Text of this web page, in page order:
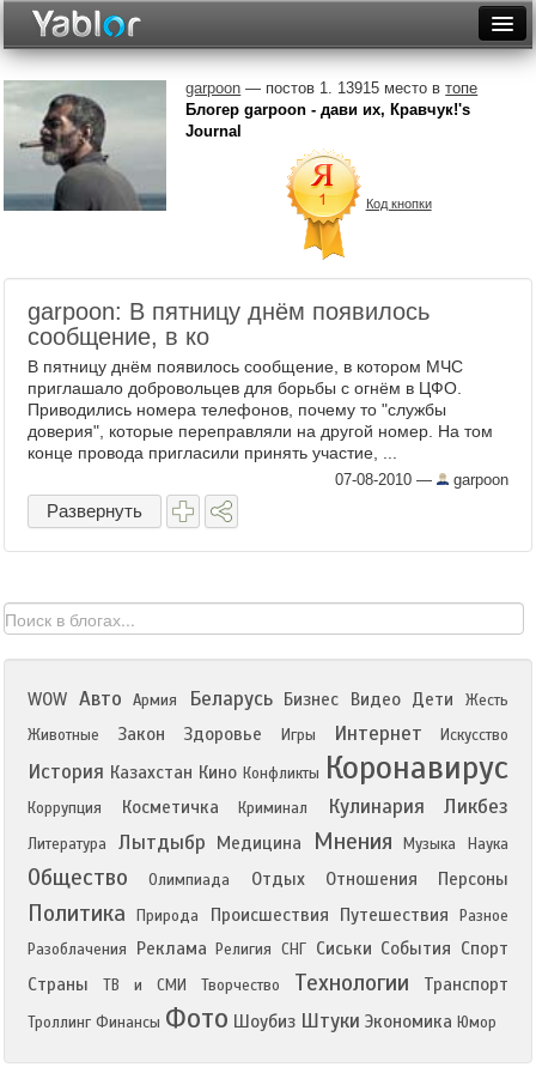
Неделя
Месяц
Рейтинги
Фототоп
Видеотоп
garpoon — постов 1. 13915 место втопе
Блогер garpoon - дави их, Кравчук!'s
Journal
Код кнопки
garpoon: В пятницу днём появилось
сообщение, в ко
В пятницу днём появилось сообщение, в котором МЧС
приглашало добровольцев для борьбы с огнём в ЦФО.
Приводились номера телефонов, почему то "службы
доверия", которые переправляли на другой номер. На том
конце провода пригласили принять участие, ...
07-08-2010 — garpoon
Развернуть
WOW Авто Армия Беларусь Бизнес Видео Дети
Жесть
Животные
Закон Здоровье Игры Интернет Искусство
История Казахстан Кино Конфликты Коронавирус
Коррупция Косметичка Криминал Кулинария Ликбез
Литература Лытдыбр Медицина Мнения Музыка Наука
Общество Олимпиада Отдых Отношения Персоны
Политика Природа Происшествия Путешествия
Разное
Разоблачения
Реклама Религия СНГ Сиськи События Спорт
Страны
ТВ и СМИ Творчество Технологии Транспорт
Троллинг Финансы Фото Шоубиз Штуки Экономика Юмор